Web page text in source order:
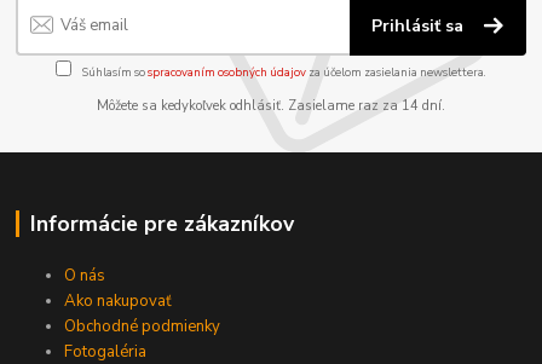
Prihlásiť sa
Súhlasím sospracovaním osobných údajov za účelom zasielania newslettera.
Môžete sa kedykoľvek odhlásiť. Zasielame raz za 14 dní.
Informácie pre zákazníkov
O nás
Ako nakupovať
Obchodné podmienky
Fotogaléria